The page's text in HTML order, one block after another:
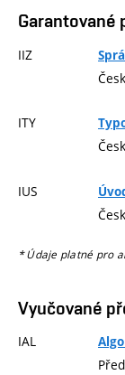
Garantované
IIZ
ITY
IUS
* Údaje platné pro
Vyučované
IAL